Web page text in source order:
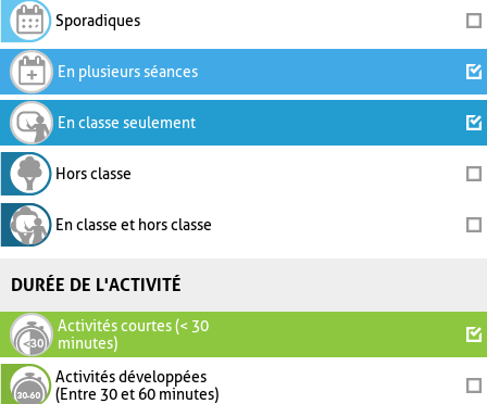
Sporadiques
En plusieurs séances
En classe seulement
Hors classe
En classe et hors classe
DURÉE DE L'ACTIVITÉ
Activités courtes (< 30
minutes)
Activités développées
(Entre 30 et 60 minutes)